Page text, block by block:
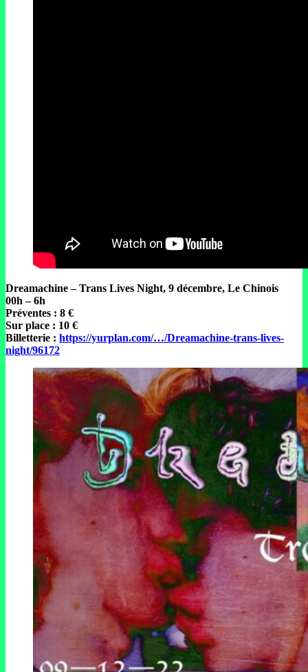
Dreamachine – Trans Lives Night, 9 décembre, Le Chinois
00h – 6h
Préventes : 8 €
Sur place : 10 €
Billetterie : https://yurplan.com/…/Dreamachine-trans-lives-
night/96172